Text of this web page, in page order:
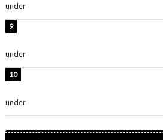
under
under
under